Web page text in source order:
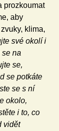
prozkoumat
aby
klima,
své okolí i
se na
se,
se potkáte
se s ní
okolo,
i to, co
vidět